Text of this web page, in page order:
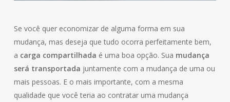
Se você quer economizar de alguma forma em sua
mudança, mas deseja que tudo ocorra perfeitamente bem,
a carga compartilhada é uma boa opção. Sua mudança
será transportada juntamente com a mudança de uma ou
mais pessoas. E o mais importante, com a mesma
qualidade que você teria ao contratar uma mudança